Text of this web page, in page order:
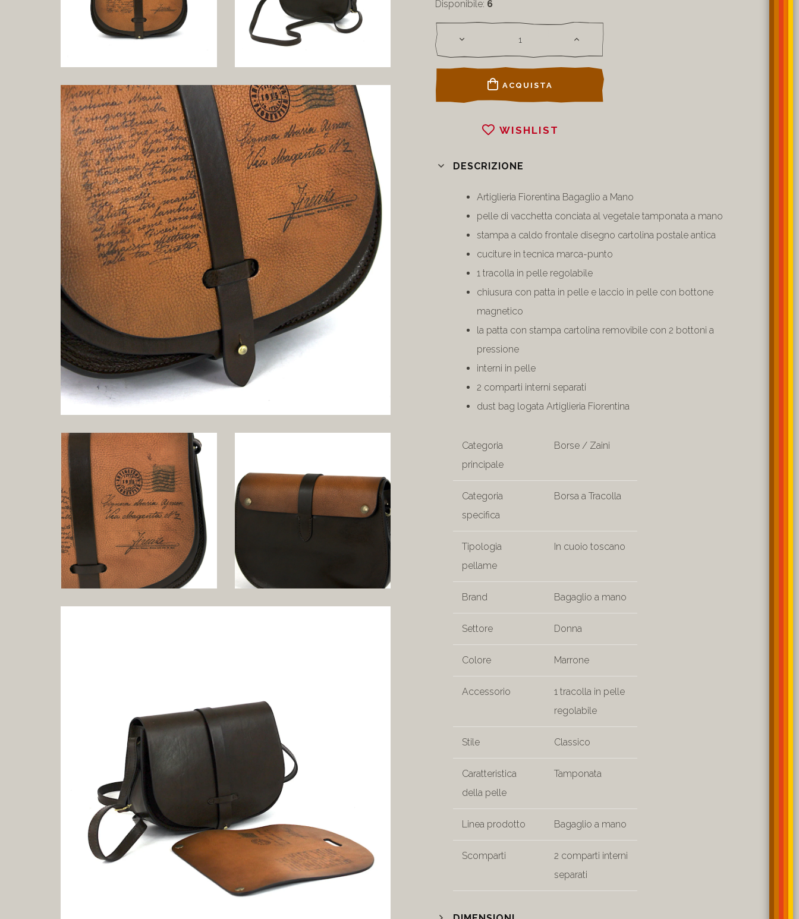
Disponibile: 6
ACQUISTA
WISHLIST
DESCRIZIONE
Artiglieria Fiorentina Bagaglio a Mano
pelle di vacchetta conciata al vegetale tamponata a mano
stampa a caldo frontale disegno cartolina postale antica
cuciture in tecnica marca-punto
1 tracolla in pelle regolabile
chiusura con patta in pelle e laccio in pelle con bottone
magnetico
la patta con stampa cartolina removibile con 2 bottoni a
pressione
interni in pelle
2 comparti interni separati
dust bag logata Artiglieria Fiorentina
Categoria
principale
Borse / Zaini
Categoria
specifica
Borsa a Tracolla
Tipologia
pellame
In cuoio toscano
Brand Bagaglio a mano
Settore Donna
Colore Marrone
Accessorio
1 tracolla in pelle
regolabile
Stile Classico
Caratteristica
della pelle
Tamponata
Linea prodotto Bagaglio a mano
Scomparti
2 comparti interni
separati